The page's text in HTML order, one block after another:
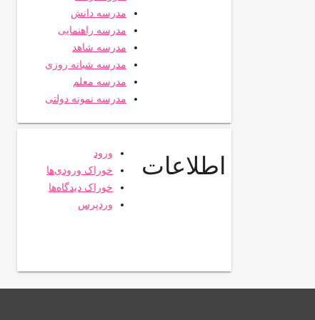
مدرسه دانش
مدرسه راهنمایی
مدرسه شاهد
مدرسه شبانه روزی
مدرسه معلم
مدرسه نمونه دولتی
اطلاعات
ورود
خوراک ورودی‌ها
خوراک دیدگاه‌ها
وردپرس